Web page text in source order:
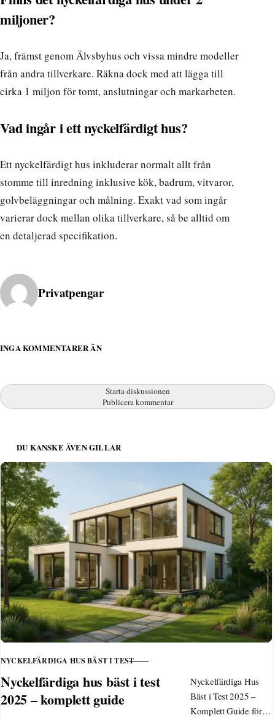
miljoner?
Ja, främst genom Älvsbyhus och vissa mindre modeller
från andra tillverkare. Räkna dock med att lägga till
cirka 1 miljon för tomt, anslutningar och markarbeten.
Vad ingår i ett nyckelfärdigt hus?
Ett nyckelfärdigt hus inkluderar normalt allt från
stomme till inredning inklusive kök, badrum, vitvaror,
golvbeläggningar och målning. Exakt vad som ingår
varierar dock mellan olika tillverkare, så be alltid om
en detaljerad specifikation.
Publicerad av
Privatpengar
INGA KOMMENTARER ÄN
Starta diskussionen
Publicera kommentar
DU KANSKE ÄVEN GILLAR
KATEGORI
NYCKELFÄRDIGA HUS BÄST I TEST
Nyckelfärdiga hus bäst i test
2025 – komplett guide
Nyckelfärdiga Hus
Bäst i Test 2025 –
Komplett Guide för